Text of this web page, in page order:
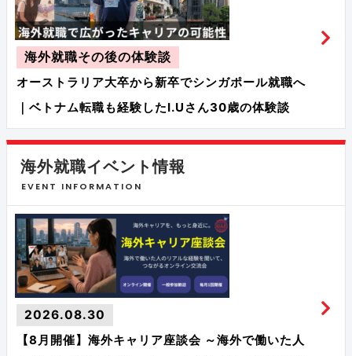
海外就職その後の体験談
オーストラリア大卒から新卒でシンガポール就職へ
｜ベトナム転職も経験したI.Uさん30歳の体験談
海外就職イベント情報
EVENT INFORMATION
2026.08.30
【8月開催】海外キャリア座談会 ～海外で働いた人